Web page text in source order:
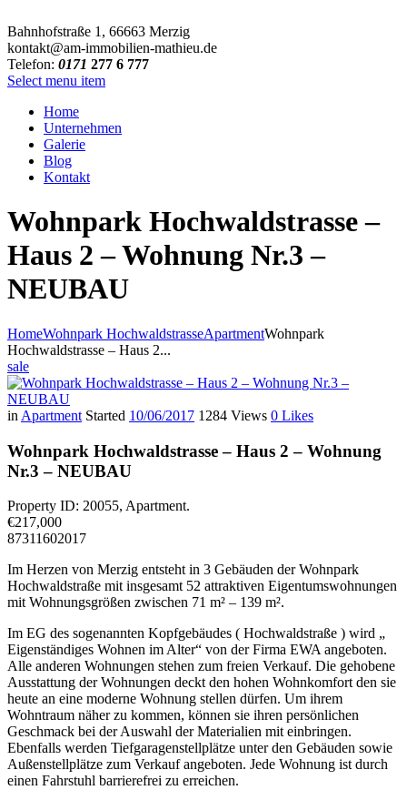
Bahnhofstraße 1, 66663 Merzig
kontakt@am-immobilien-mathieu.de
Telefon: 0171 277 6 777
Select menu item
Home
Unternehmen
Galerie
Blog
Kontakt
Wohnpark Hochwaldstrasse –
Haus 2 – Wohnung Nr.3 –
NEUBAU
HomeWohnpark HochwaldstrasseApartmentWohnpark
Hochwaldstrasse – Haus 2...
sale
in Apartment Started 10/06/2017 1284 Views 0 Likes
Wohnpark Hochwaldstrasse – Haus 2 – Wohnung
Nr.3 – NEUBAU
Property ID: 20055, Apartment.
€217,000
87311602017
Im Herzen von Merzig entsteht in 3 Gebäuden der Wohnpark
Hochwaldstraße mit insgesamt 52 attraktiven Eigentumswohnungen
mit Wohnungsgrößen zwischen 71 m² – 139 m².
Im EG des sogenannten Kopfgebäudes ( Hochwaldstraße ) wird „
Eigenständiges Wohnen im Alter“ von der Firma EWA angeboten.
Alle anderen Wohnungen stehen zum freien Verkauf. Die gehobene
Ausstattung der Wohnungen deckt den hohen Wohnkomfort den sie
heute an eine moderne Wohnung stellen dürfen. Um ihrem
Wohntraum näher zu kommen, können sie ihren persönlichen
Geschmack bei der Auswahl der Materialien mit einbringen.
Ebenfalls werden Tiefgaragenstellplätze unter den Gebäuden sowie
Außenstellplätze zum Verkauf angeboten. Jede Wohnung ist durch
einen Fahrstuhl barrierefrei zu erreichen.